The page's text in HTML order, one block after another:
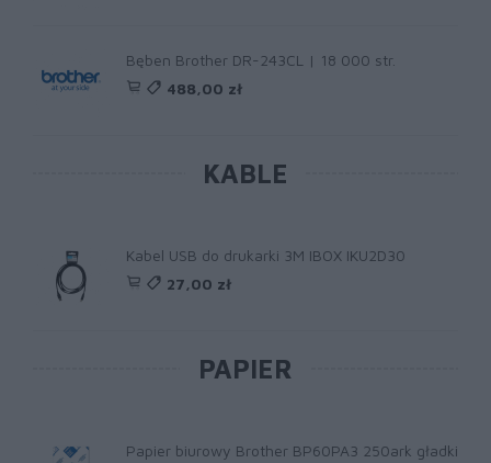
Bęben Brother DR-243CL | 18 000 str.
488,00 zł
KABLE
Kabel USB do drukarki 3M IBOX IKU2D30
27,00 zł
PAPIER
Papier biurowy Brother BP60PA3 250ark gładki